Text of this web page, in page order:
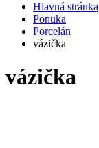
Hlavná stránka
Ponuka
Porcelán
vázička
vázička